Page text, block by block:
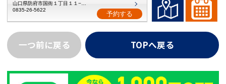
0835-26-5622
予約する
一つ前に戻る TOPへ戻る